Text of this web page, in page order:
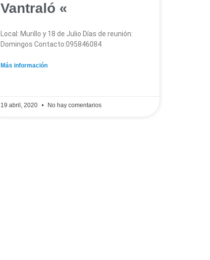
Vantraló «
Local: Murillo y 18 de Julio Días de reunión:
Domingos Contacto:095846084
Más información
19 abril, 2020 No hay comentarios